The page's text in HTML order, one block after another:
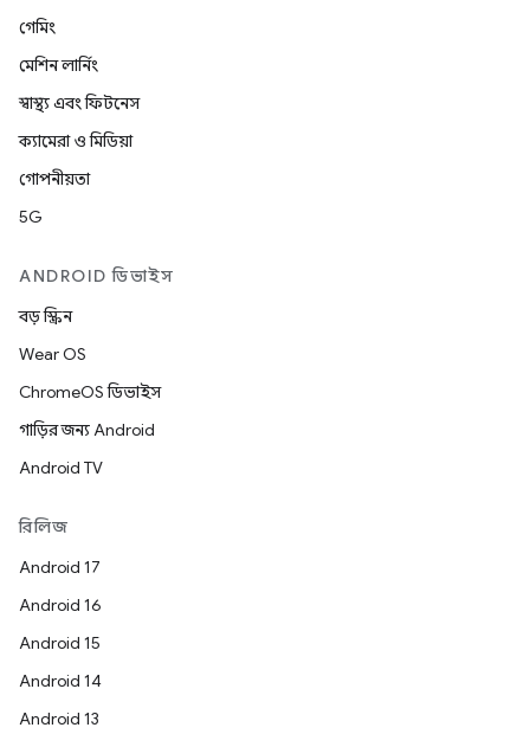
গেমিং
মেশিন লার্নিং
স্বাস্থ্য এবং ফিটনেস
ক্যামেরা ও মিডিয়া
গোপনীয়তা
5G
ANDROID ডিভাইস
বড় স্ক্রিন
Wear OS
ChromeOS ডিভাইস
গাড়ির জন্য Android
Android TV
রিলিজ
Android 17
Android 16
Android 15
Android 14
Android 13